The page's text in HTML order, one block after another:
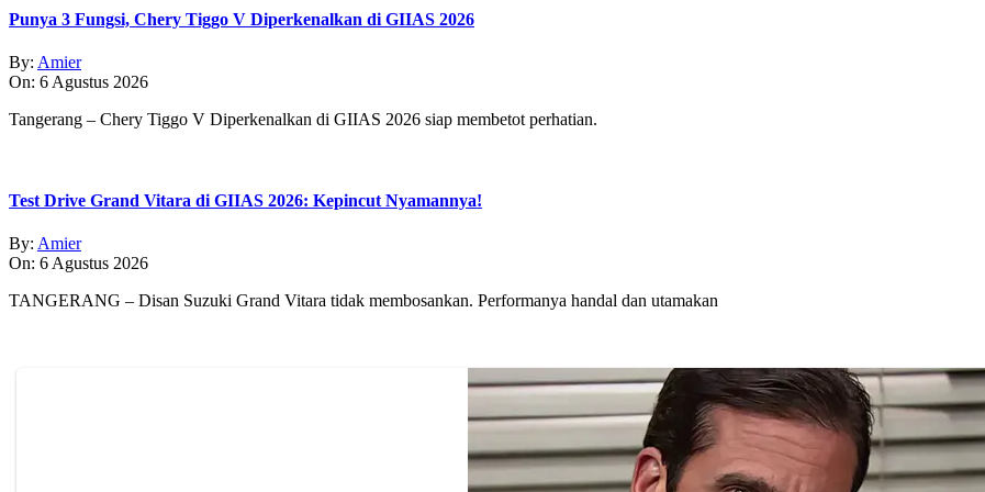
Punya 3 Fungsi, Chery Tiggo V Diperkenalkan di GIIAS 2026
By: Amier
On: 6 Agustus 2026
Tangerang – Chery Tiggo V Diperkenalkan di GIIAS 2026 siap membetot perhatian.
Test Drive Grand Vitara di GIIAS 2026: Kepincut Nyamannya!
By: Amier
On: 6 Agustus 2026
TANGERANG – Disan Suzuki Grand Vitara tidak membosankan. Performanya handal dan utamakan